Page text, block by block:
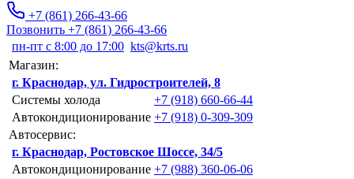
+7 (861) 266-43-66
Позвонить +7 (861) 266-43-66
пн-пт с 8:00 до 17:00 kts@krts.ru
Магазин:
г. Краснодар, ул. Гидростроителей, 8
Системы холода
+7 (918) 660-66-44
Автокондиционирование +7 (918) 0-309-309
Автосервис:
г. Краснодар, Ростовское Шоссе, 34/5
Автокондиционирование +7 (988) 360-06-06